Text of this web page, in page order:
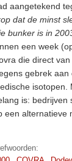
aangetekend
dat de minst
bunker is in
een week
die direct
gebrek
isotopen.
is: bedrijven
een alternatieve